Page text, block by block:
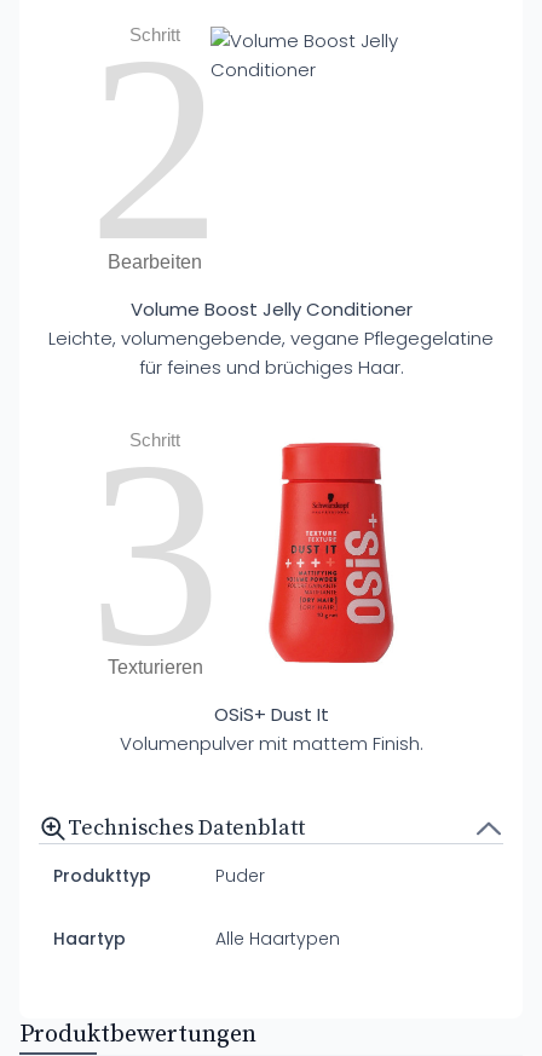
Schritt
2
Bearbeiten
Volume Boost Jelly Conditioner
Leichte, volumengebende, vegane Pflegegelatine
für feines und brüchiges Haar.
Schritt
3
Texturieren
OSiS+ Dust It
Volumenpulver mit mattem Finish.
Technisches Datenblatt
Produkttyp Puder
Haartyp Alle Haartypen
Produktbewertungen